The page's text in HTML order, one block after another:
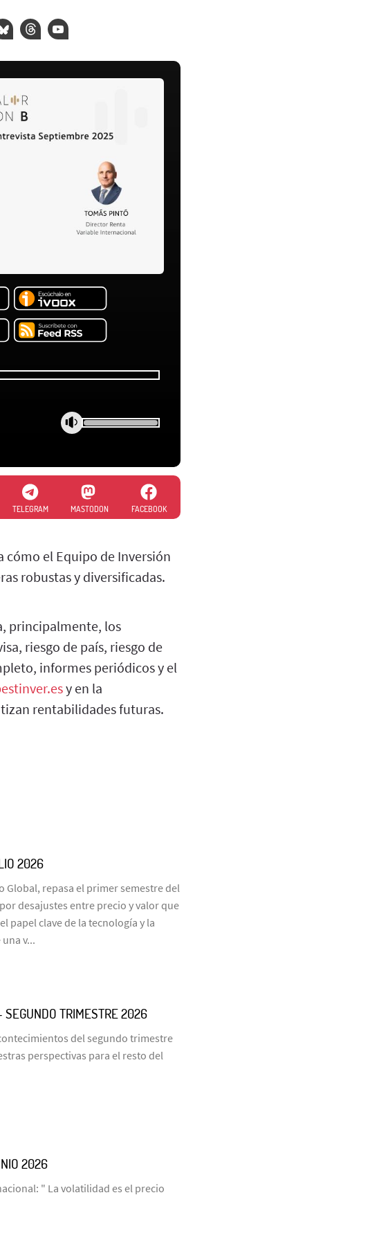
TELEGRAM MASTODON FACEBOOK
cómo el Equipo de Inversión
robustas y diversificadas.
principalmente, los
riesgo de país, riesgo de
informes periódicos y el
y en la
rentabilidades futuras.
2026
Global, repasa el primer semestre del
desajustes entre precio y valor que
papel clave de la tecnología y la
v...
SEGUNDO TRIMESTRE 2026
del segundo trimestre
perspectivas para el resto del
2026
" La volatilidad es el precio